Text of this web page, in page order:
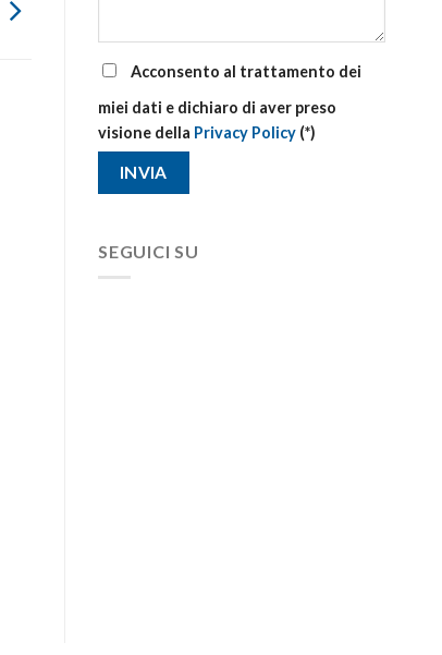
Acconsento al trattamento dei
miei dati e dichiaro di aver preso
visione della Privacy Policy (*)
SEGUICI SU